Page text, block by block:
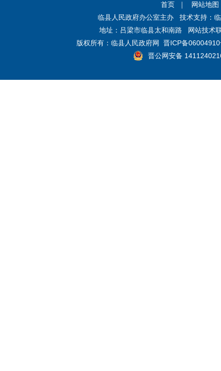
首页 ｜ 网站地图
临县人民政府办公室主办 技术支持：
地址：吕梁市临县太和南路 网站技术
版权所有：临县人民政府网 晋ICP备
晋公网安备